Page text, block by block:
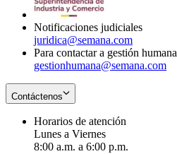
Notificaciones judiciales
juridica@semana.com
Para contactar a gestión humana
gestionhumana@semana.com
Contáctenos
Horarios de atención
Lunes a Viernes
8:00 a.m. a 6:00 p.m.